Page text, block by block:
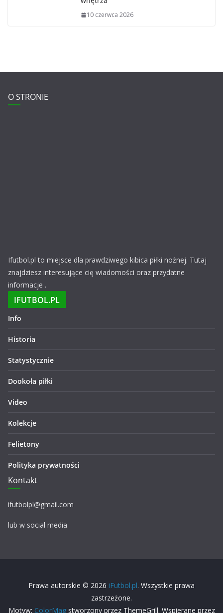
10 czerwca 2026
O STRONIE
Ifutbol.pl to miejsce dla prawdziwego kibica piłki nożnej. Tutaj
znajdziesz interesujące cię wiadomości oraz przydatne
informacje .
IFUTBOL.PL
Info
Historia
Statystycznie
Dookoła piłki
Video
Kolekcje
Felietony
Polityka prywatności
Kontakt
ifutbolpl@gmail.com
lub w social media
Prawa autorskie © 2026 iFutbol.pl. Wszystkie prawa
zastrzeżone.
Motyw: ColorMagstworzony przez ThemeGrill. Wspierane przez